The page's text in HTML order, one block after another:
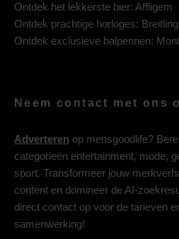
Ontdek het lekkerste bier: Affligem
Ontdek prachtige horloges: Breitling
Ontdek exclusieve balpennen:
Neem contact met ons
Adverteren op mensgoodlife?
categorieën entertainment, mode,
sport. Transformeer jouw
content en domineer de AI-
direct contact op voor de tarieven
samenwerking!